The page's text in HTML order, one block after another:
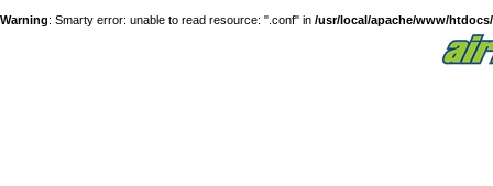
Warning: Smarty error: unable to read resource: ".conf" in /usr/local/apache/www/